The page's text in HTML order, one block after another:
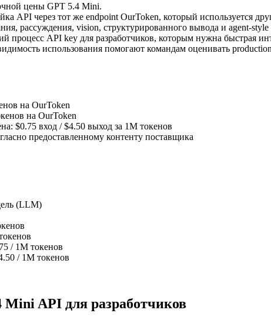
цены GPT 5.4 Mini.
API через тот же endpoint OurToken, который используется
рассуждения, vision, структурированного вывода и agent-
процесс API key для разработчиков, которым нужна быстрая
использования помогают командам оценивать
на OurToken
на OurToken
$0.75 вход / $4.50 выход за 1M токенов
предоставленному контенту поставщика
(LLM)
/ 1M токенов
/ 1M токенов
API для разработчиков